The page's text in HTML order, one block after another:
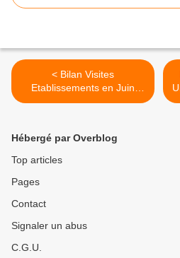
< Bilan Visites
Etablissements en Juin
2018
Hébergé par Overblog
Top articles
Pages
Contact
Signaler un abus
C.G.U.